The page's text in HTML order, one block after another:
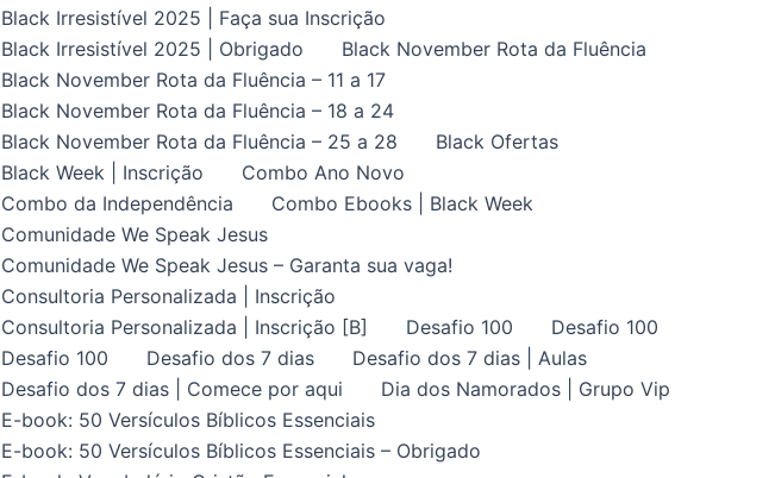
Black Irresistível 2025 | Faça sua Inscrição
Black Irresistível 2025 | Obrigado
Black November Rota da Fluência
Black November Rota da Fluência – 11 a 17
Black November Rota da Fluência – 18 a 24
Black November Rota da Fluência – 25 a 28
Black Ofertas
Black Week | Inscrição
Combo Ano Novo
Combo da Independência
Combo Ebooks | Black Week
Comunidade We Speak Jesus
Comunidade We Speak Jesus – Garanta sua vaga!
Consultoria Personalizada | Inscrição
Consultoria Personalizada | Inscrição [B]
Desafio 100
Desafio 100
Desafio 100
Desafio dos 7 dias
Desafio dos 7 dias | Aulas
Desafio dos 7 dias | Comece por aqui
Dia dos Namorados | Grupo Vip
E-book: 50 Versículos Bíblicos Essenciais
E-book: 50 Versículos Bíblicos Essenciais – Obrigado